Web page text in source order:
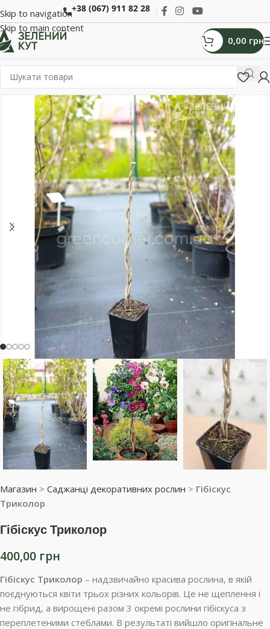
Skip to navigation
Skip to main content
+38 (067) 911 82 28
0,00 грн
Магазин > Саджанці декоративних рослин > Гібіскус
Триколор
Гібіскус Триколор
400,00 грн
Гібіскус Триколор – надзвичайно красива рослина, в якій
поєднуються квіти трьох різних кольорів. Це не щеплення і
не гібрид, а вирощені разом 3 окремі рослини гібіскуса з
переплетеними стеблами. В результаті вийшло оригінальне